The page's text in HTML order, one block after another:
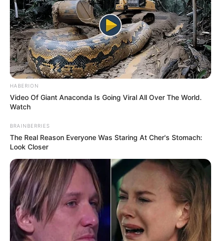
DIVERSAS
MATÉRIAS EM DESTAQUE NOS ÚLTIMOS 30 DIAS
motocicletas aos Agentes de Saúde da
Agente de Saúde é indiciada por
falsificar visitas que nunca aconteceram.
Terceiro lote da restituição do IR paga
R$ 4,61 bilhões para 2,7 milhões de
contribuintes.
HABERION
Video Of Giant Anaconda Is Going Viral All Over The World.
Watch
BRAINBERRIES
The Real Reason Everyone Was Staring At Cher's Stomach:
Look Closer